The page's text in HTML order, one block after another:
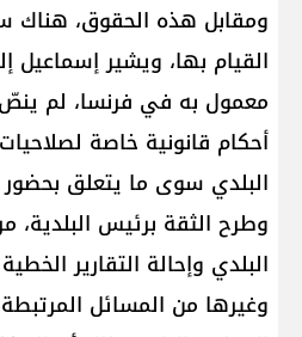
ومقابل هذه الحقوق، هناك
القيام بها، ويشير إسماعيل
معمول به في فرنسا، لم ينصّ
أحكام قانونية خاصة
البلدي سوى ما يتعلق
وطرح الثقة برئيس البلدية،
البلدي وإحالة التقارير
وغيرها من المسائل